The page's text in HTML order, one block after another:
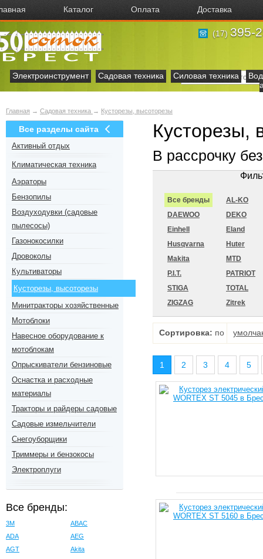
Каталог Оплата Доставка
(17) 395-
Электроинструмент Садовая техника Силовая техника
Главная → Садовая техника → Кусторезы, высоторезы
Все разделы сайта
Активный отдых
Климатическая техника
Аэраторы
Бензопилы
Воздуходувки (садовые
пылесосы)
Газонокосилки
Дровоколы
Культиваторы
Кусторезы, высоторезы
Минитракторы хозяйственные
Мотоблоки
Навесное оборудование к
мотоблокам
Опрыскиватели бензиновые
Оснастка и расходные
материалы
Тракторы и райдеры садовые
Садовые измельчители
Снегоуборщики
Триммеры и бензокосы
Электроплуги
Все бренды:
3M
ABAC
ADA
AEG
AGT
Akita
Кусторезы,
В рассрочку
Все бренды
AL-KO
DAEWOO
DEKO
Einhell
Eland
Husqvarna
Huter
Makita
MTD
P.I.T.
PATRIOT
STIGA
TOTAL
ZIGZAG
Zitrek
Сортировка: по
1 2 3 4 5